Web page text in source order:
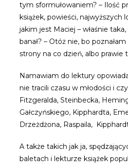
tym sformułowaniem? – Ilość
książek, powieści, najwyższych
jakim jest Maciej – właśnie
banał? – Otóż nie, bo
strony na co dzień, albo prawie
Namawiam do lektury
nie tracili czasu w młodości i
Fitzgeralda, Steinbecka,
Gałczyńskiego, Kipphardta,
Drzeżdżona, Raspaila,
A także takich jak ja,
baletach i lekturze książek